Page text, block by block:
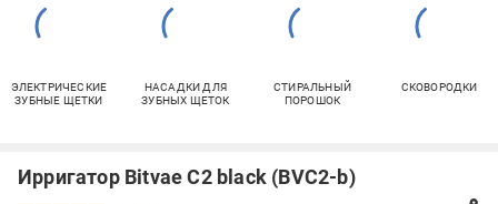
ЭЛЕКТРИЧЕСКИЕ
ЗУБНЫЕ ЩЕТКИ
НАСАДКИ ДЛЯ
ЗУБНЫХ ЩЕТОК
СТИРАЛЬНЫЙ
ПОРОШОК
СКОВОРОДКИ
Ирригатор Bitvae C2 black (BVC2-b)